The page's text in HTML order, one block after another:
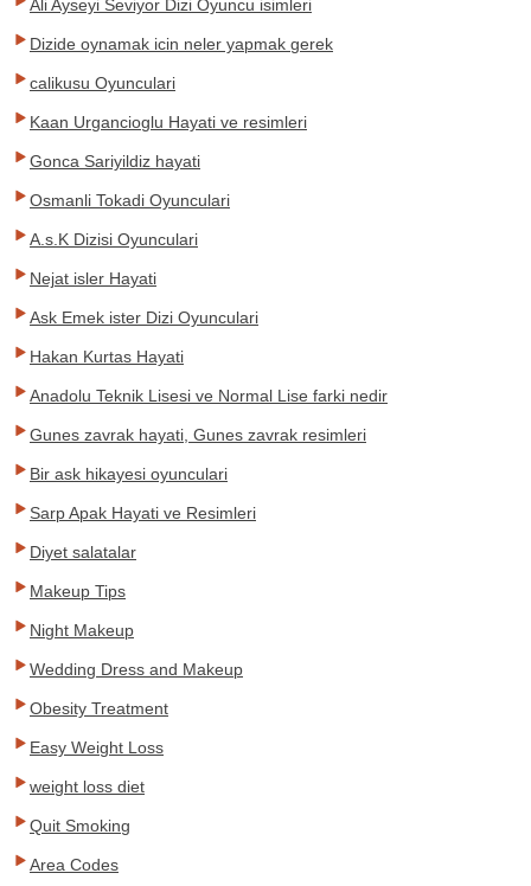
Ali Ayseyi Seviyor Dizi Oyuncu isimleri
Dizide oynamak icin neler yapmak gerek
calikusu Oyunculari
Kaan Urgancioglu Hayati ve resimleri
Gonca Sariyildiz hayati
Osmanli Tokadi Oyunculari
A.s.K Dizisi Oyunculari
Nejat isler Hayati
Ask Emek ister Dizi Oyunculari
Hakan Kurtas Hayati
Anadolu Teknik Lisesi ve Normal Lise farki nedir
Gunes zavrak hayati, Gunes zavrak resimleri
Bir ask hikayesi oyunculari
Sarp Apak Hayati ve Resimleri
Diyet salatalar
Makeup Tips
Night Makeup
Wedding Dress and Makeup
Obesity Treatment
Easy Weight Loss
weight loss diet
Quit Smoking
Area Codes